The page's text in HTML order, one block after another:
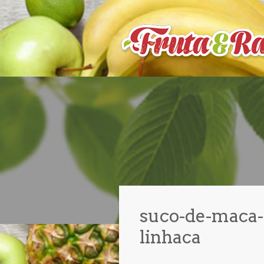
suco-de-
linhaca